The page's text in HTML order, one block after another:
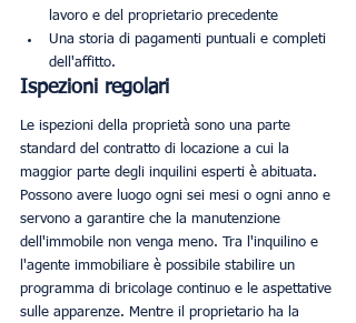
lavoro e del proprietario precedente
Una storia di pagamenti puntuali e completi
dell'affitto.
Ispezioni regolari
Le ispezioni della proprietà sono una parte
standard del contratto di locazione a cui la
maggior parte degli inquilini esperti è abituata.
Possono avere luogo ogni sei mesi o ogni anno e
servono a garantire che la manutenzione
dell'immobile non venga meno. Tra l'inquilino e
l'agente immobiliare è possibile stabilire un
programma di bricolage continuo e le aspettative
sulle apparenze. Mentre il proprietario ha la